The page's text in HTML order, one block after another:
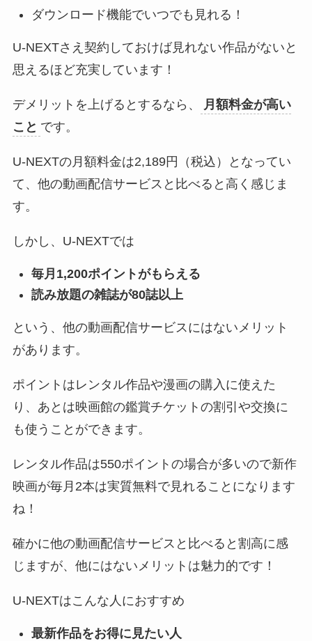
ダウンロード機能でいつでも見れる！
U-NEXTさえ契約しておけば見れない作品がないと
思えるほど充実しています！
デメリットを上げるとするなら、
月額料金が高い
こと です。
U-NEXTの月額料金は2,189円（税込）となってい
て、他の動画配信サービスと比べると高く感じま
す。
しかし、U-NEXTでは
毎月1,200ポイントがもらえる
読み放題の雑誌が80誌以上
という、他の動画配信サービスにはないメリット
があります。
ポイントはレンタル作品や漫画の購入に使えた
り、あとは映画館の鑑賞チケットの割引や交換に
も使うことができます。
レンタル作品は550ポイントの場合が多いので新作
映画が毎月2本は実質無料で見れることになります
ね！
確かに他の動画配信サービスと比べると割高に感
じますが、他にはないメリットは魅力的です！
U-NEXTはこんな人におすすめ
最新作品をお得に見たい人